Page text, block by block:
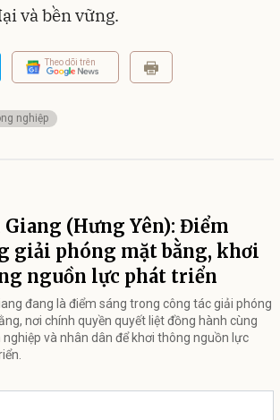
và bền vững.
Theo dõi trên
nghiệp
Giang (Hưng Yên): Điểm
giải phóng mặt bằng, khơi
nguồn lực phát triển
đang là điểm sáng trong công tác giải phóng
nơi chính quyền quyết liệt đồng hành cùng
nghiệp và nhân dân để khơi thông nguồn lực